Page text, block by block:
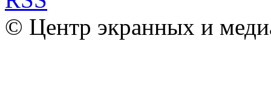
© Центр экранных и